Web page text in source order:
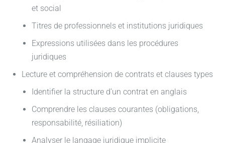
et social
Titres de professionnels et institutions juridiques
Expressions utilisées dans les procédures
juridiques
Lecture et compréhension de contrats et clauses types
Identifier la structure d’un contrat en anglais
Comprendre les clauses courantes (obligations,
responsabilité, résiliation)
Analyser le langage juridique implicite